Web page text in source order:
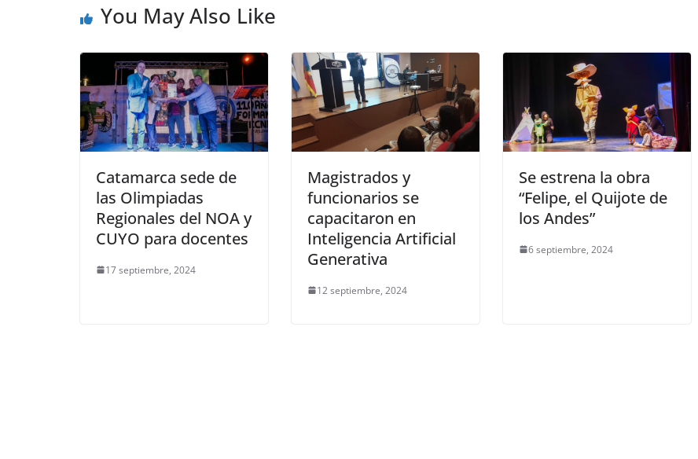
You May Also Like
Catamarca sede de
las Olimpiadas
Regionales del NOA y
CUYO para docentes
17 septiembre, 2024
Magistrados y
funcionarios se
capacitaron en
Inteligencia Artificial
Generativa
12 septiembre, 2024
Se estrena la obra
“Felipe, el Quijote de
los Andes”
6 septiembre, 2024